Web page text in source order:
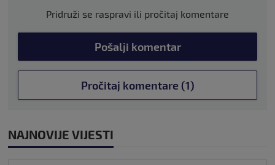
Pridruži se raspravi ili pročitaj komentare
Pošalji komentar
Pročitaj komentare (1)
NAJNOVIJE VIJESTI